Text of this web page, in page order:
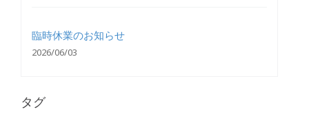
臨時休業のお知らせ
2026/06/03
タグ